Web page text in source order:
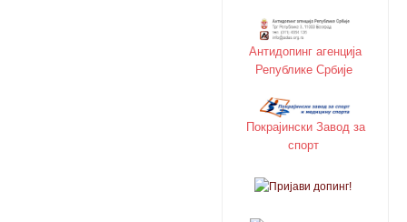
Антидопинг агенција
Републике Србије
Покрајински Завод за
спорт